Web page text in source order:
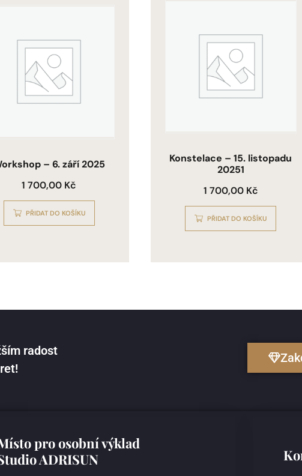
– 6. září 2025
1 700,00 Kč
PŘIDAT DO KOŠÍKU
Konstelace – 15. listopadu
20251
1 700,00 Kč
PŘIDAT DO KOŠÍKU
radost
pro osobní výklad
ADRISUN